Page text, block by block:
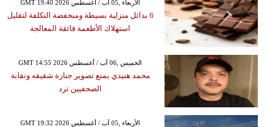
GMT 19:40 2026 الأربعاء ,05 آب / أغسطس
6 بدائل منزلية بسيطة ومنخفضة التكلفة لتقليل
استهلاك الأطعمة فائقة المعالجة
GMT 14:55 2026 الخميس ,06 آب / أغسطس
محمد هنيدي يمنع تصوير جنازة شقيقه ونقابة
الصحفيين ترد
GMT 19:32 2026 الأربعاء ,05 آب / أغسطس